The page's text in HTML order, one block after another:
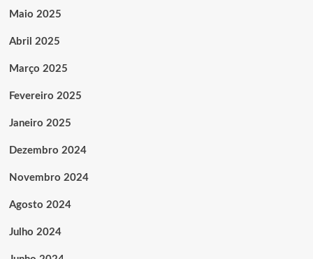
Maio 2025
Abril 2025
Março 2025
Fevereiro 2025
Janeiro 2025
Dezembro 2024
Novembro 2024
Agosto 2024
Julho 2024